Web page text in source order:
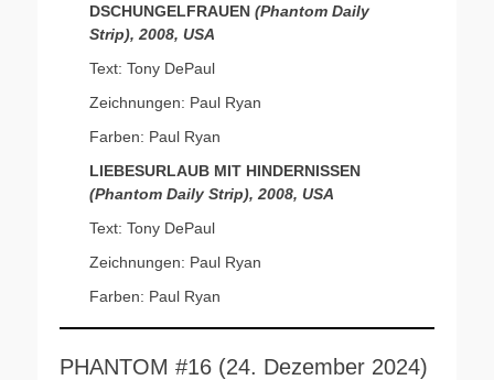
DSCHUNGELFRAUEN (Phantom Daily
Strip), 2008, USA
Text: Tony DePaul
Zeichnungen: Paul Ryan
Farben: Paul Ryan
LIEBESURLAUB MIT HINDERNISSEN
(Phantom Daily Strip), 2008, USA
Text: Tony DePaul
Zeichnungen: Paul Ryan
Farben: Paul Ryan
PHANTOM #16 (24. Dezember 2024)